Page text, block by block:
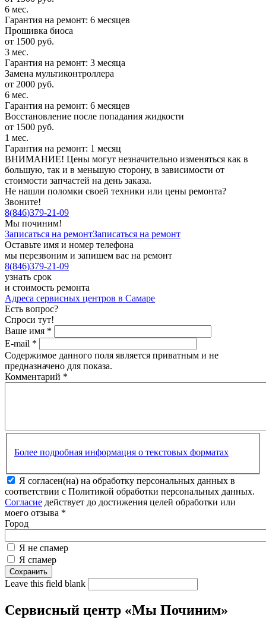
6 мес.
Гарантия на ремонт: 6 месяцев
Прошивка биоса
от 1500 руб.
3 мес.
Гарантия на ремонт: 3 месяца
Замена мультиконтроллера
от 2000 руб.
6 мес.
Гарантия на ремонт: 6 месяцев
Восстановление после попадания жидкости
от 1500 руб.
1 мес.
Гарантия на ремонт: 1 месяц
ВНИМАНИЕ! Цены могут незначительно изменяться как в
большую, так и в меньшую сторону, в зависимости от
стоимости запчастей на день заказа.
Не нашли поломки своей техники или цены ремонта?
Звоните!
8(846)379-21-09
Мы починим!
Записаться на ремонтЗаписаться на ремонт
Оставьте имя и номер телефона
мы перезвоним и запишем вас на ремонт
8(846)379-21-09
узнать срок
и стоимость ремонта
Адреса сервисных центров в Самаре
Есть вопрос?
Спроси тут!
Ваше имя *
E-mail *
Содержимое данного поля является приватным и не
предназначено для показа.
Комментарий *
Более подробная информация о текстовых форматах
Я согласен(на) на обработку персональных данных в
соответствии с Политикой обработки персональных данных.
Согласие действует до достижения целей обработки или
моего отзыва *
Город
Я не спамер
Я спамер
Leave this field blank
Сервисный центр «Мы Починим»